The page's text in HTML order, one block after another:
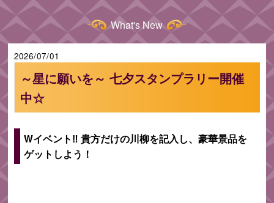
What's New
2026/07/01
～星に願いを～ 七夕スタンプラリー開催
中☆
Wイベント‼ 貴方だけの川柳を記入し、豪華景品を
ゲットしよう！